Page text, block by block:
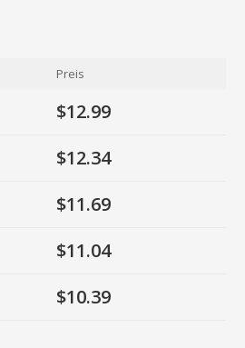
Preis
$12.99
$12.34
$11.69
$11.04
$10.39